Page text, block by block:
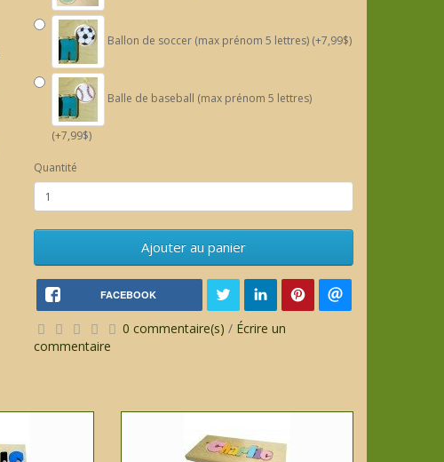
Ballon de soccer (max prénom 5 lettres) (+7,99$)
Balle de baseball (max prénom 5 lettres)
(+7,99$)
Quantité
Ajouter au panier
FACEBOOK
0 commentaire(s) / Écrire un
commentaire